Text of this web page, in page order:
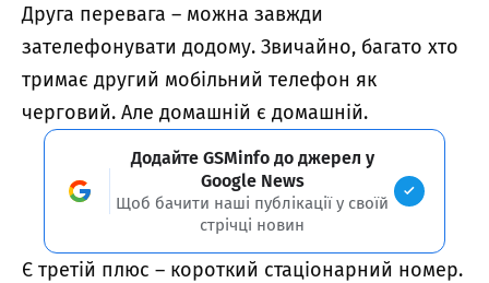
Друга перевага – можна завжди
зателефонувати додому. Звичайно, багато хто
тримає другий мобільний телефон як
черговий. Але домашній є домашній.
Додайте GSMinfo до джерел у
Google News
Щоб бачити наші публікації у своїй
стрічці новин
Є третій плюс – короткий стаціонарний номер.